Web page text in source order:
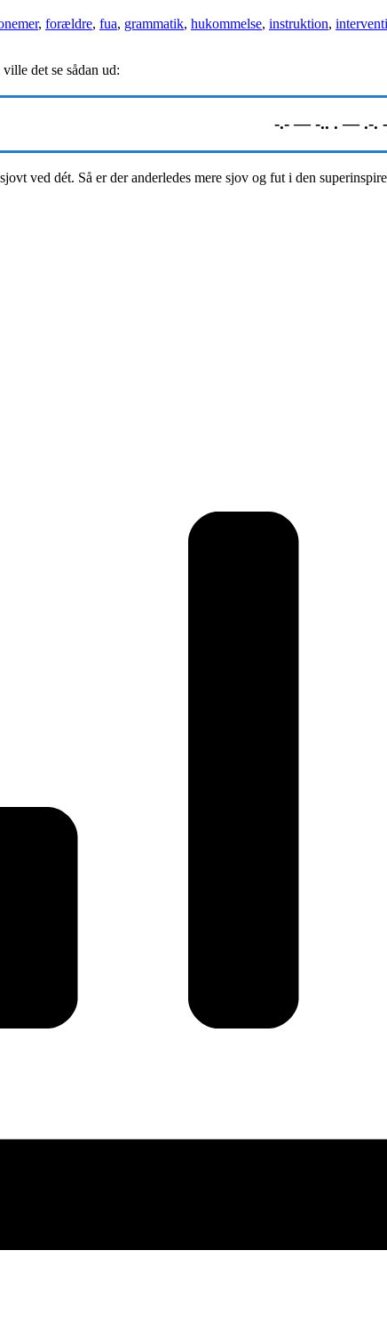
, forældre, fua, grammatik, hukommelse, instruktion,
det se sådan ud:
-.- — -.. . — .-.
ved dét. Så er der anderledes mere sjov og fut i den